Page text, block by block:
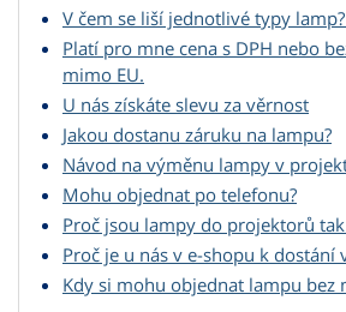
V čem se liší jednotlivé typy
Platí pro mne cena s DPH nebo
mimo EU.
U nás získáte slevu za věrnost
Jakou dostanu záruku na lampu?
Návod na výměnu lampy v
Mohu objednat po telefonu?
Proč jsou lampy do projektorů
Proč je u nás v e-shopu k dostání
Kdy si mohu objednat lampu bez